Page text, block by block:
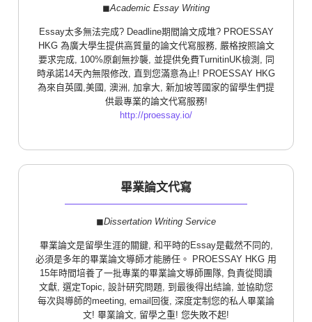
◼︎Academic Essay Writing
Essay太多無法完成? Deadline期間論文成堆? PROESSAY
HKG 為廣大學生提供高質量的論文代寫服務, 嚴格按照論文
要求完成, 100%原創無抄襲, 並提供免費TurnitinUK檢測, 同
時承諾14天內無限修改, 直到您滿意為止! PROESSAY HKG
為來自英國,美國, 澳洲, 加拿大, 新加坡等國家的留學生們提
供最專業的論文代寫服務!
http://proessay.io/
畢業論文代寫
◼︎Dissertation Writing Service
畢業論文是留學生涯的關鍵, 和平時的Essay是截然不同的,
必須是多年的畢業論文導師才能勝任。 PROESSAY HKG 用
15年時間培養了一批專業的畢業論文導師團隊, 負責從閱讀
文獻, 選定Topic, 設計研究問題, 到最後得出結論, 並協助您
每次與導師的meeting, email回復, 深度定制您的私人畢業論
文! 畢業論文, 留學之重! 您失敗不起!